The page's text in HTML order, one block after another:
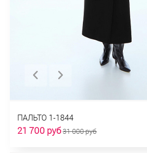
ПАЛЬТО 1-1844
21 700 руб31 000 руб